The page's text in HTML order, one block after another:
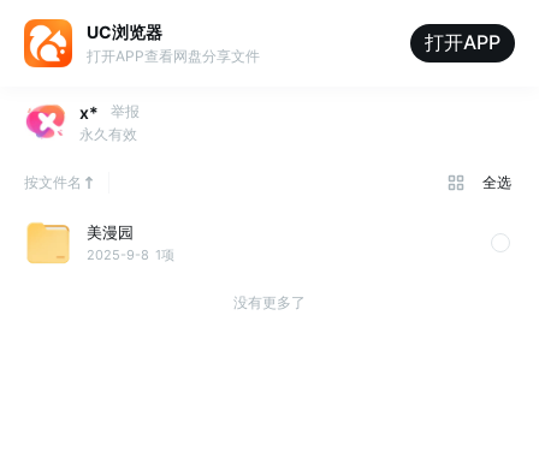
UC浏览器
打开APP查看网盘分享文件
打开APP
x*
举报
永久有效
按文件名 全选
美漫园
2025-9-8 1项
没有更多了